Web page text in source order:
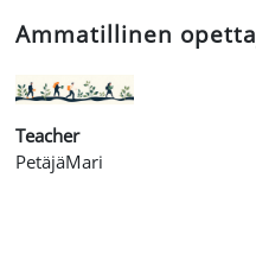
Ammatillinen
Teacher
PetäjäMari